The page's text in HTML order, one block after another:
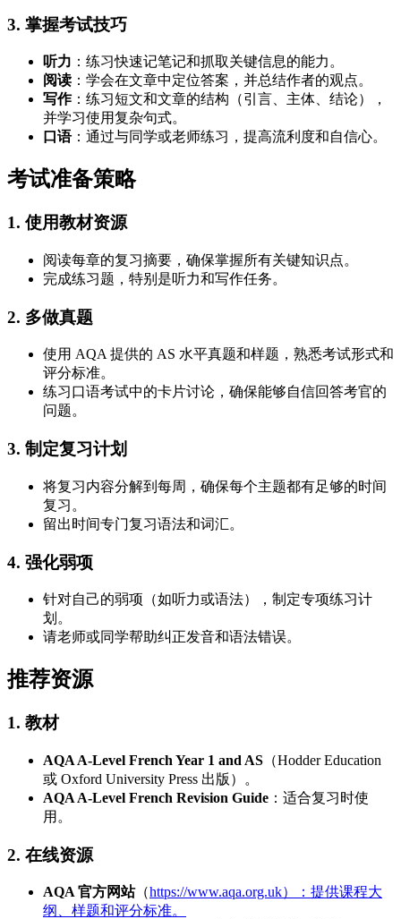
3. 掌握考试技巧
听力 ：练习快速记笔记和抓取关键信息的能力。
阅读 ：学会在文章中定位答案，并总结作者的观点。
写作：练习短文和文章的结构（引言、主体、结论），
并学习使用复杂句式。
口语：通过与同学或老师练习，提高流利度和自信心。
考试准备策略
1. 使用教材资源
阅读每章的复习摘要，确保掌握所有关键知识点。
完成练习题，特别是听力和写作任务。
2. 多做真题
使用 AQA 提供的 AS 水平真题和样题，熟悉考试形式和
评分标准。
练习口语考试中的卡片讨论，确保能够自信回答考官的
问题。
3. 制定复习计划
将复习内容分解到每周，确保每个主题都有足够的时间
复习。
留出时间专门复习语法和词汇。
4. 强化弱项
针对自己的弱项（如听力或语法），制定专项练习计
划。
请老师或同学帮助纠正发音和语法错误。
推荐资源
1. 教材
AQA A-Level French Year 1 and AS （Hodder Education
或 Oxford University Press 出版）。
AQA A-Level French Revision Guide ：适合复习时使
用。
2. 在线资源
AQA 官方网站（https://www.aqa.org.uk）：提供课程大
纲、样题和评分标准。